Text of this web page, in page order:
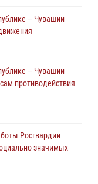
Виктор Золотов
с профессиональным
– Чувашии
– Чувашии
противодействия
Росгвардии
значимых